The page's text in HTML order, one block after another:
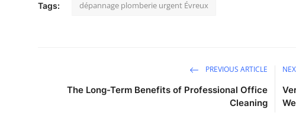
Top 10Tags: dépannage plomberie urgent Évreux
PREVIOUS ARTICLE
The Long-Term Benefits of Professional Office
Cleaning